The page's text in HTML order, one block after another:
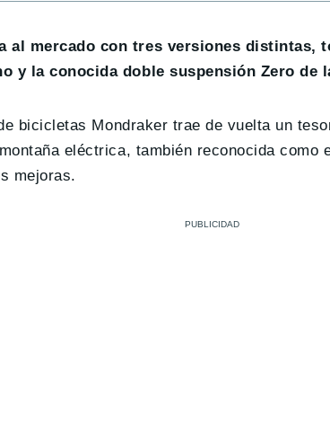
al mercado con tres versiones distintas,
y la conocida doble suspensión Zero de
bicicletas Mondraker trae de vuelta un
eléctrica, también reconocida como
mejoras.